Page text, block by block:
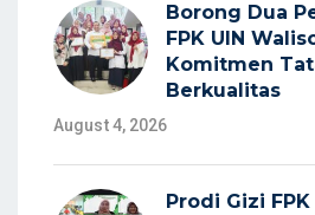
Borong Dua
FPK UIN
Komitmen
Berkualitas
August 4, 2026
Prodi Gizi